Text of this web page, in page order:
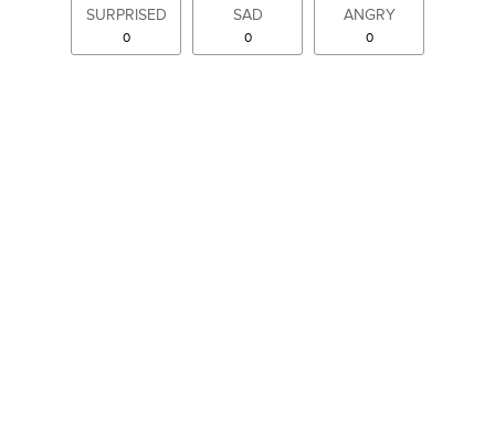
SURPRISED
0
SAD
0
ANGRY
0